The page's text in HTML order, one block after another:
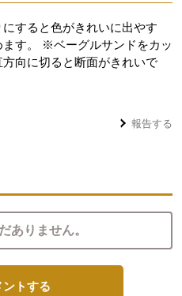
すると色がきれいに出やす
ます。 ※ベーグルサンドをカッ
向に切ると断面がきれいで
報告する
ありません。
ントする